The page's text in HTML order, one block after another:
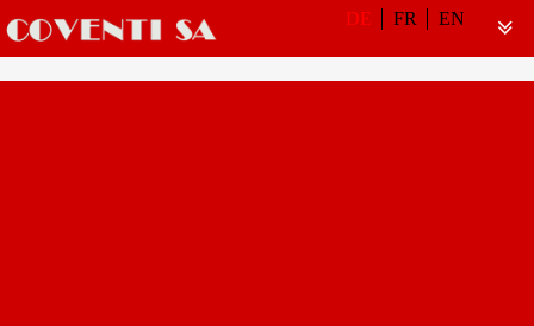
DE FR EN